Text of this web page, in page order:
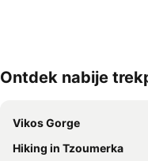
Ontdek nabije
Vikos Gorge
Hiking in Tzoumerka